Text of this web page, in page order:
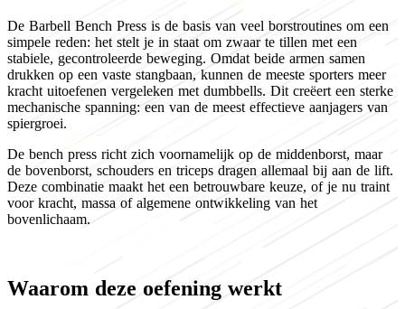
De Barbell Bench Press is de basis van veel borstroutines om een
simpele reden: het stelt je in staat om zwaar te tillen met een
stabiele, gecontroleerde beweging. Omdat beide armen samen
drukken op een vaste stangbaan, kunnen de meeste sporters meer
kracht uitoefenen vergeleken met dumbbells. Dit creëert een sterke
mechanische spanning: een van de meest effectieve aanjagers van
spiergroei.
De bench press richt zich voornamelijk op de middenborst, maar
de bovenborst, schouders en triceps dragen allemaal bij aan de lift.
Deze combinatie maakt het een betrouwbare keuze, of je nu traint
voor kracht, massa of algemene ontwikkeling van het
bovenlichaam.
Waarom deze oefening werkt